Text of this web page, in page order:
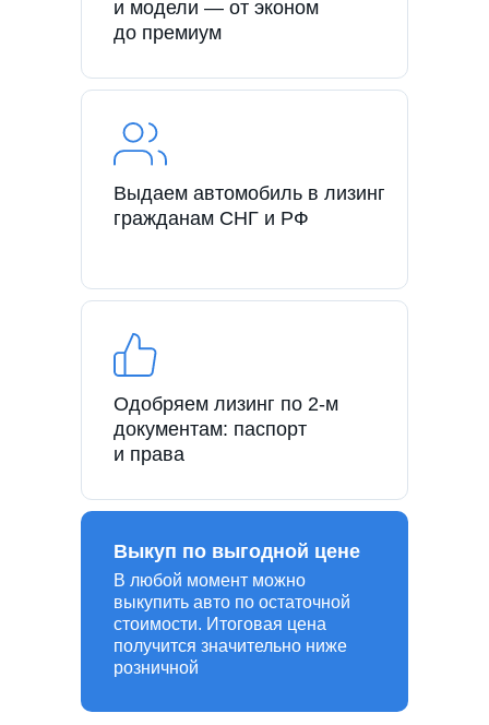
и модели — от эконом
до премиум
Выдаем автомобиль в лизинг
гражданам СНГ и РФ
Одобряем лизинг по 2-м
документам: паспорт
и права
В любой момент можно
выкупить авто по остаточной
стоимости. Итоговая цена
получится значительно ниже
розничной
Выкуп по выгодной цене